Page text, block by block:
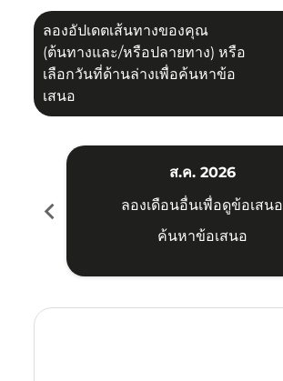
ลองอัปเดตเส้นทางของคุณ
(ต้นทางและ/หรือปลายทาง) หรือ
เลือกวันที่ด้านล่างเพื่อค้นหาข้อ
เสนอ
chevron_left
ส.ค. 2026
ลองเดือนอื่นเพื่อดูข้อเสนอ
ค้นหาข้อเสนอ